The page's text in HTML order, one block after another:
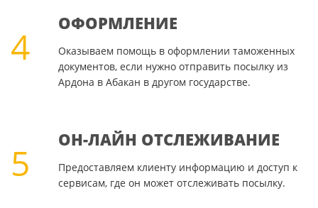
4
ОФОРМЛЕНИЕ
Оказываем помощь в оформлении таможенных
документов, если нужно отправить посылку из
Ардона в Абакан в другом государстве.
5
ОН-ЛАЙН ОТСЛЕЖИВАНИЕ
Предоставляем клиенту информацию и доступ к
сервисам, где он может отслеживать посылку.